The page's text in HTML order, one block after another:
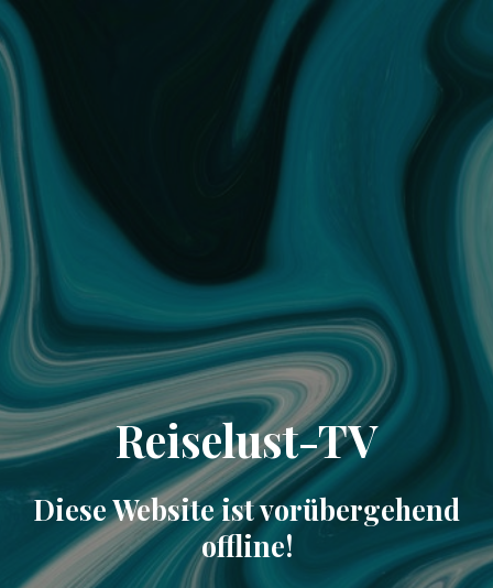
Reiselust-TV
Diese Website ist vorübergehend
offline!